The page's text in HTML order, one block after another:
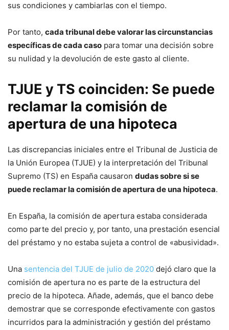
sus condiciones y cambiarlas con el tiempo.
Por tanto, cada tribunal debe valorar las circunstancias
específicas de cada caso para tomar una decisión sobre
su nulidad y la devolución de este gasto al cliente.
TJUE y TS coinciden: Se puede
reclamar la comisión de
apertura de una hipoteca
Las discrepancias iniciales entre el Tribunal de Justicia de
la Unión Europea (TJUE) y la interpretación del Tribunal
Supremo (TS) en España causaron dudas sobre si se
puede reclamar la comisión de apertura de una hipoteca.
En España, la comisión de apertura estaba considerada
como parte del precio y, por tanto, una prestación esencial
del préstamo y no estaba sujeta a control de «abusividad».
Una sentencia del TJUE de julio de 2020 dejó claro que la
comisión de apertura no es parte de la estructura del
precio de la hipoteca. Añade, además, que el banco debe
demostrar que se corresponde efectivamente con gastos
incurridos para la administración y gestión del préstamo